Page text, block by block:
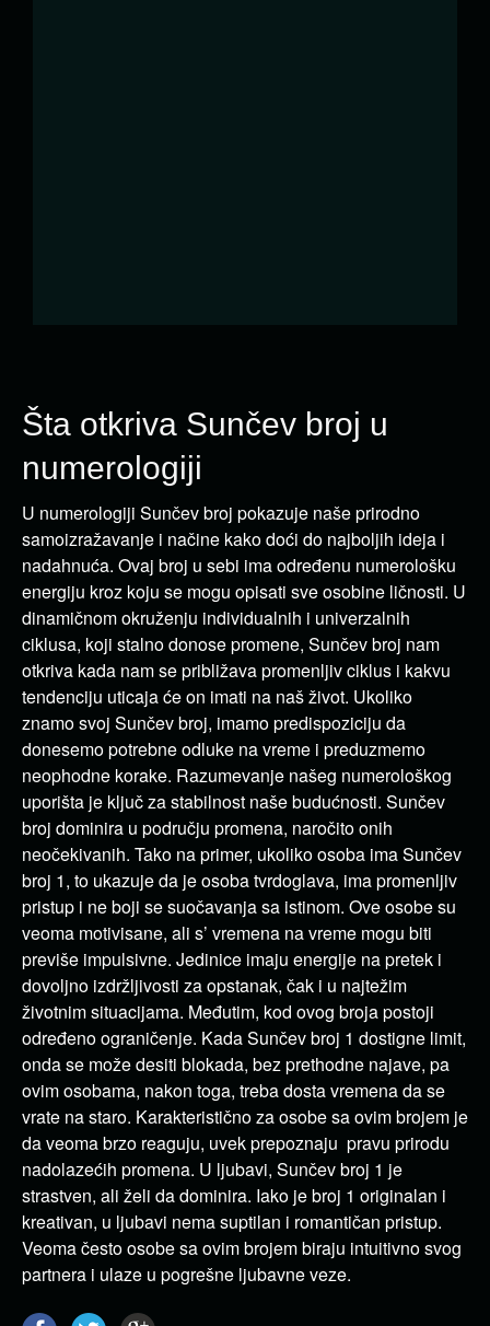
Šta otkriva Sunčev broj u
numerologiji
U numerologiji Sunčev broj pokazuje naše prirodno
samoizražavanje i načine kako doći do najboljih ideja i
nadahnuća. Ovaj broj u sebi ima određenu numerološku
energiju kroz koju se mogu opisati sve osobine ličnosti. U
dinamičnom okruženju individualnih i univerzalnih
ciklusa, koji stalno donose promene, Sunčev broj nam
otkriva kada nam se približava promenljiv ciklus i kakvu
tendenciju uticaja će on imati na naš život. Ukoliko
znamo svoj Sunčev broj, imamo predispoziciju da
donesemo potrebne odluke na vreme i preduzmemo
neophodne korake. Razumevanje našeg numerološkog
uporišta je ključ za stabilnost naše budućnosti. Sunčev
broj dominira u području promena, naročito onih
neočekivanih. Tako na primer, ukoliko osoba ima Sunčev
broj 1, to ukazuje da je osoba tvrdoglava, ima promenljiv
pristup i ne boji se suočavanja sa istinom. Ove osobe su
veoma motivisane, ali s’ vremena na vreme mogu biti
previše impulsivne. Jedinice imaju energije na pretek i
dovoljno izdržljivosti za opstanak, čak i u najtežim
životnim situacijama. Međutim, kod ovog broja postoji
određeno ograničenje. Kada Sunčev broj 1 dostigne limit,
onda se može desiti blokada, bez prethodne najave, pa
ovim osobama, nakon toga, treba dosta vremena da se
vrate na staro. Karakteristično za osobe sa ovim brojem je
da veoma brzo reaguju, uvek prepoznaju pravu prirodu
nadolazećih promena. U ljubavi, Sunčev broj 1 je
strastven, ali želi da dominira. Iako je broj 1 originalan i
kreativan, u ljubavi nema suptilan i romantičan pristup.
Veoma često osobe sa ovim brojem biraju intuitivno svog
partnera i ulaze u pogrešne ljubavne veze.